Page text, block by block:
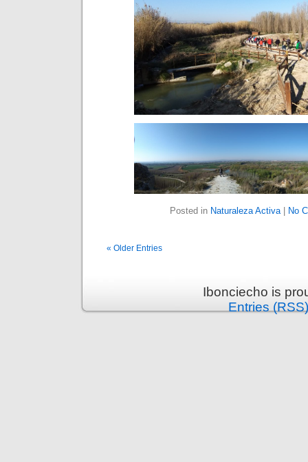
Posted in Naturaleza Activa | No
« Older Entries
Ibonciecho is
Entries (RSS)